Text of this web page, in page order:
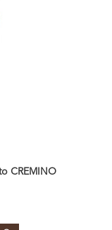
CREMINO